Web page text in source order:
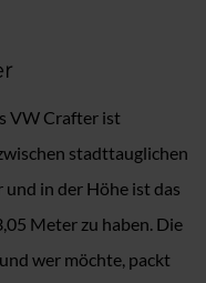
VW Crafter ist
stadttauglichen
in der Höhe ist das
Meter zu haben. Die
wer möchte, packt